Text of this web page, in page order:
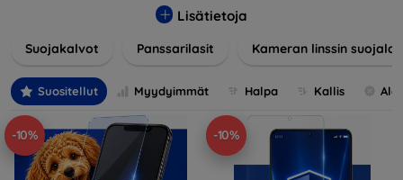
turvallisuuden ja pidentävät näyttöjen käyttöikää. Karkaistu
kun taas kalvot suojaavat pieniltä vaurioilta ja minimoivat
suojaa investointisi jokapäiväisiltä sudenkuopilta.
Valikoimassamme on tuotteita, jotka ovat yhteensopivia
useiden eri merkkien ja mallien kanssa, mikä takaa, että
jokainen asiakas löytää laitteelleen ihanteellisen suojan.
Lisätietoja
Suojakalvot Panssarilasit Kameran linssin
Suositellut Myydyimmät Halpa Kallis
-10% -10%